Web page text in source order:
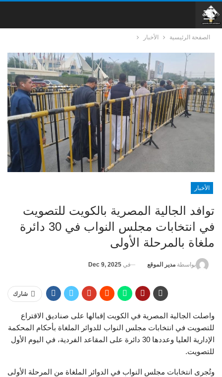
الصفحة الرئيسية الأخبار
الأخبار
توافد الجالية المصرية بالكويت للتصويت
في انتخابات مجلس النواب في 30 دائرة
ملغاة بالمرحلة الأولى
بواسطة مدير الموقع في Dec 9, 2025
شارك
واصلت الجالية المصرية في الكويت إقبالها على صناديق الاقتراع
للتصويت في انتخابات مجلس النواب للدوائر الملغاة بأحكام المحكمة
الإدارية العليا وعددها 30 دائرة على المقاعد الفردية، في اليوم الأول
للتصويت.
وتُجرى انتخابات مجلس النواب في الدوائر الملغاة من المرحلة الأولى